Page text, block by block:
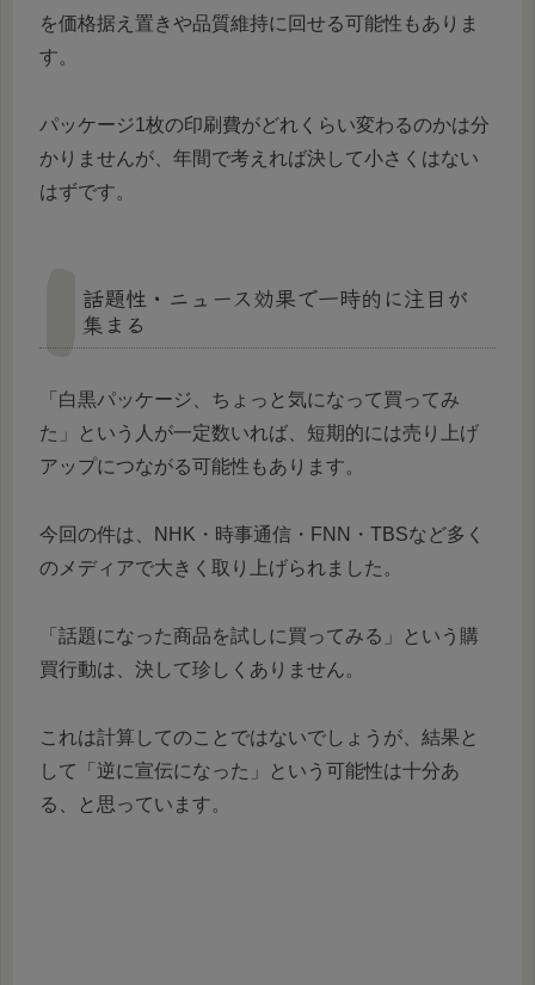
を価格据え置きや品質維持に回せる可能性もありま
す。
パッケージ1枚の印刷費がどれくらい変わるのかは分
かりませんが、年間で考えれば決して小さくはない
はずです。
話題性・ニュース効果で一時的に注目が
集まる
「白黒パッケージ、ちょっと気になって買ってみ
た」という人が一定数いれば、短期的には売り上げ
アップにつながる可能性もあります。
今回の件は、NHK・時事通信・FNN・TBSなど多く
のメディアで大きく取り上げられました。
「話題になった商品を試しに買ってみる」という購
買行動は、決して珍しくありません。
これは計算してのことではないでしょうが、結果と
して「逆に宣伝になった」という可能性は十分あ
る、と思っています。